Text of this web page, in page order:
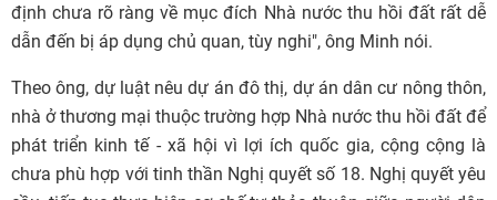
định chưa rõ ràng về mục đích Nhà nước thu hồi đất rất dễ
dẫn đến bị áp dụng chủ quan, tùy nghi", ông Minh nói.
Theo ông, dự luật nêu dự án đô thị, dự án dân cư nông thôn,
nhà ở thương mại thuộc trường hợp Nhà nước thu hồi đất để
phát triển kinh tế - xã hội vì lợi ích quốc gia, cộng cộng là
chưa phù hợp với tinh thần Nghị quyết số 18. Nghị quyết yêu